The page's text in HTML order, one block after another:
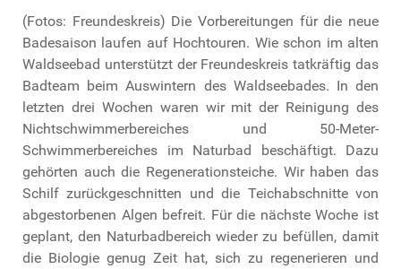
(Fotos: Freundeskreis) Die Vorbereitungen für die neue
Badesaison laufen auf Hochtouren. Wie schon im alten
Waldseebad unterstützt der Freundeskreis tatkräftig das
Badteam beim Auswintern des Waldseebades. In den
letzten drei Wochen waren wir mit der Reinigung des
Nichtschwimmerbereiches und 50-Meter-
Schwimmerbereiches im Naturbad beschäftigt. Dazu
gehörten auch die Regenerationsteiche. Wir haben das
Schilf zurückgeschnitten und die Teichabschnitte von
abgestorbenen Algen befreit. Für die nächste Woche ist
geplant, den Naturbadbereich wieder zu befüllen, damit
die Biologie genug Zeit hat, sich zu regenerieren und